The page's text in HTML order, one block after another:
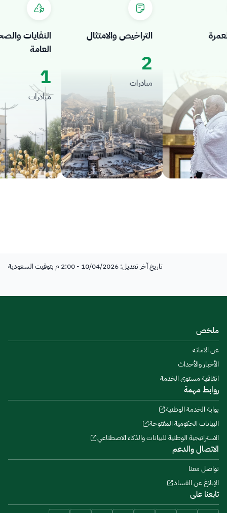
النفايات والصحة
العامة
1
مبادرات
التراخيص والامتثال
2
مبادرات
تاريخ آخر تعديل: 10/04/2026 - 2:00 م بتوقيت السعودية
ملخص
عن الامانة
الأخبار والأحداث
اتفاقية مستوى الخدمة
روابط مهمة
بوابة الخدمة الوطنية
البيانات الحكومية المفتوحة
الاستراتيجية الوطنية للبيانات والذكاء الاصطناعي
الاتصال والدعم
تواصل معنا
الإبلاغ عن الفساد
تابعنا على